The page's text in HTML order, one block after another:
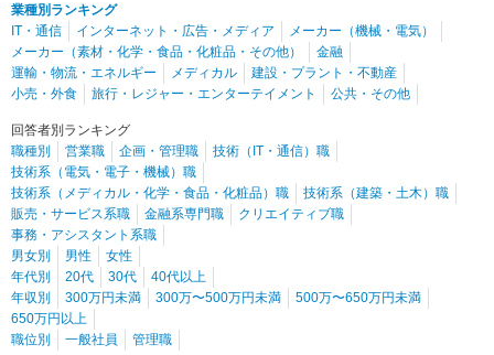
業種別ランキング
IT・通信
インターネット・広告・メディア
メーカー（機械・電気）
メーカー（素材・化学・食品・化粧品・その他）
金融
運輸・物流・エネルギー
メディカル
建設・プラント・不動産
小売・外食
旅行・レジャー・エンターテイメント 公共・その他
回答者別ランキング
職種別
営業職 企画・管理職
技術（IT・通信）職
技術系（電気・電子・機械）職
技術系（メディカル・化学・食品・化粧品）職
技術系（建築・土木）職
販売・サービス系職
金融系専門職
クリエイティブ職
事務・アシスタント系職
男女別
男性
女性
年代別
20代 30代
40代以上
年収別
300万円未満 300万〜500万円未満
500万〜650万円未満
650万円以上
職位別
一般社員 管理職